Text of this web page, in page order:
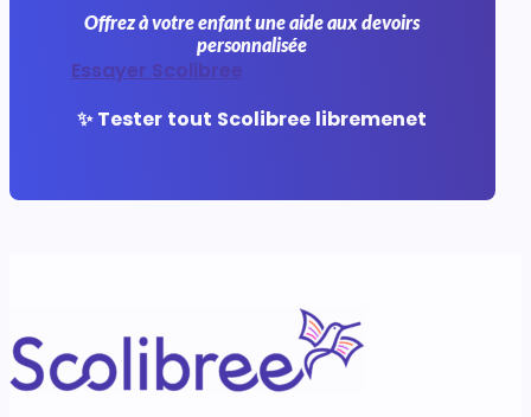
Offrez à votre enfant une aide aux devoirs
personnalisée
Essayer Scolibree
✨ Tester tout Scolibree libremenet